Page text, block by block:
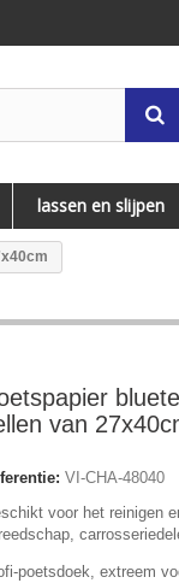
lassen en slijpen
van
VI-CHA-48040
voor het reinigen
poetsdoek, extreem